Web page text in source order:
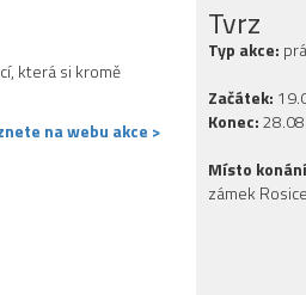
která si kromě
na webu akce >
Tvrz
Typ akce:
Začátek:
Konec:
Místo
zámek Rosice